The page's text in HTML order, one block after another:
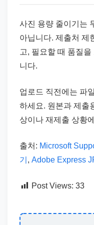
사진 용량 줄이기는
아닙니다. 제출처 제
고, 필요할 때 품질
니다.
업로드 직전에는 파
하세요. 원본과 제출
상이나 재제출 상황
출처: Microsoft
기 , Adobe Express
Post Views: 33